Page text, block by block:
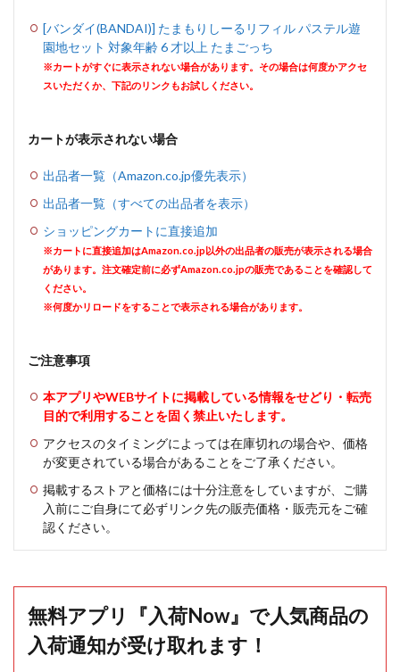
[バンダイ(BANDAI)] たまもりしーるリフィル パステル遊
園地セット 対象年齢 6 才以上 たまごっち
※カートがすぐに表示されない場合があります。その場合は何度かアクセ
スいただくか、下記のリンクもお試しください。
カートが表示されない場合
出品者一覧（Amazon.co.jp優先表示）
出品者一覧（すべての出品者を表示）
ショッピングカートに直接追加
※カートに直接追加はAmazon.co.jp以外の出品者の販売が表示される場合
があります。注文確定前に必ずAmazon.co.jpの販売であることを確認して
ください。
※何度かリロードをすることで表示される場合があります。
ご注意事項
本アプリやWEBサイトに掲載している情報をせどり・転売
目的で利用することを固く禁止いたします。
アクセスのタイミングによっては在庫切れの場合や、価格
が変更されている場合があることをご了承ください。
掲載するストアと価格には十分注意をしていますが、ご購
入前にご自身にて必ずリンク先の販売価格・販売元をご確
認ください。
無料アプリ『入荷Now』で人気商品の
入荷通知が受け取れます！